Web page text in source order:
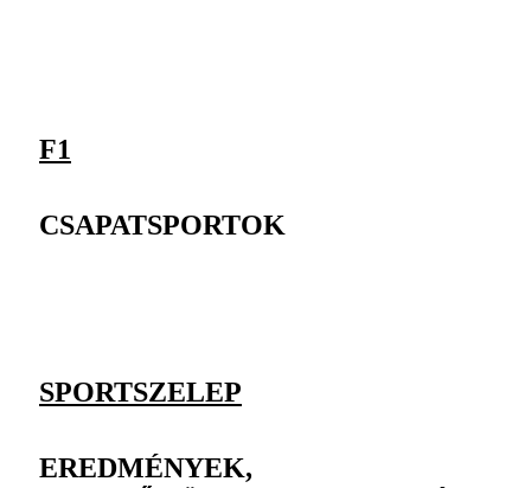
F1
CSAPATSPORTOK
SPORTSZELEP
EREDMÉNYEK,